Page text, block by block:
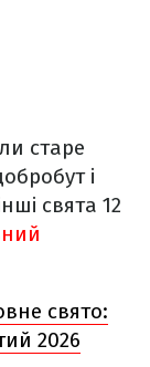
старе
і
свята 12
свято:
2026